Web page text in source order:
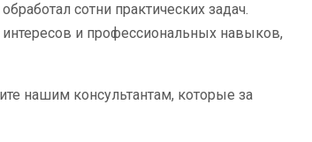
сотни практических задач.
и профессиональных навыков,
нашим консультантам, которые за